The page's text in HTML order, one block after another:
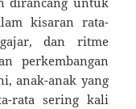
kisaran rata-
dan ritme
perkembangan
anak-anak yang
rata sering kali